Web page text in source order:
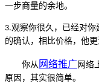
一步商量的余地。
3.观察你很久，已经对
的确认，相比价格，他
你从 网络推广 网络
原因，其实很简单。